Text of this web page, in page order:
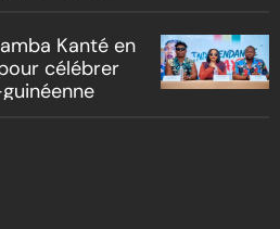
Kanté en
célébrer